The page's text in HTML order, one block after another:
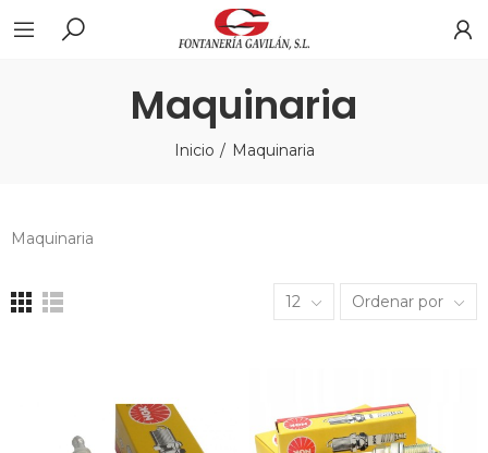
Maquinaria
Inicio Maquinaria
Maquinaria
12 Ordenar por